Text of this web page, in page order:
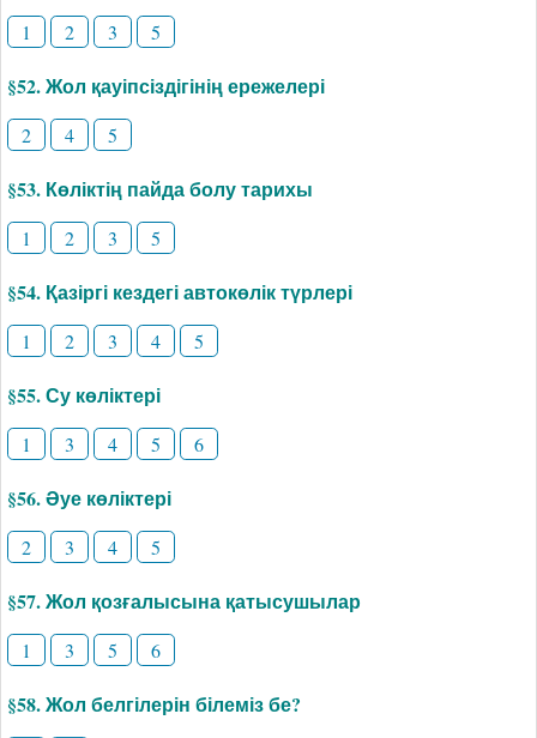
1 2 3 5
§52. Жол қауіпсіздігінің ережелері
2 4 5
§53. Көліктің пайда болу тарихы
1 2 3 5
§54. Қазіргі кездегі автокөлік түрлері
1 2 3 4 5
§55. Су көліктері
1 3 4 5 6
§56. Әуе көліктері
2 3 4 5
§57. Жол қозғалысына қатысушылар
1 3 5 6
§58. Жол белгілерін білеміз бе?